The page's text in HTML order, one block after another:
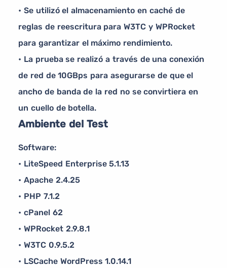
• Se utilizó el almacenamiento en caché de
reglas de reescritura para W3TC y WPRocket
para garantizar el máximo rendimiento.
• La prueba se realizó a través de una conexión
de red de 10GBps para asegurarse de que el
ancho de banda de la red no se convirtiera en
un cuello de botella.
Ambiente del Test
Software:
• LiteSpeed Enterprise 5.1.13
• Apache 2.4.25
• PHP 7.1.2
• cPanel 62
• WPRocket 2.9.8.1
• W3TC 0.9.5.2
• LSCache WordPress 1.0.14.1